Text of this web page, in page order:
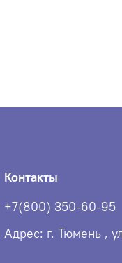
Контакты
+7(800) 350-60-95
Адрес: г. Тюмень ,